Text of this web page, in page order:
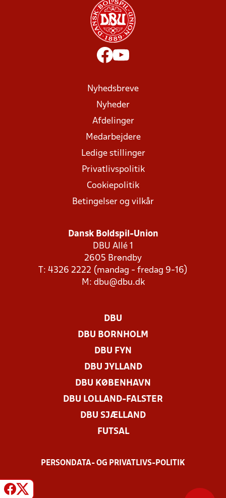
Nyhedsbreve
Nyheder
Afdelinger
Medarbejdere
Ledige stillinger
Privatlivspolitik
Cookiepolitik
Betingelser og vilkår
Dansk Boldspil-Union
DBU Allé 1
2605 Brøndby
T: 4326 2222 (mandag - fredag 9-16)
M: dbu@dbu.dk
DBU
DBU BORNHOLM
DBU FYN
DBU JYLLAND
DBU KØBENHAVN
DBU LOLLAND-FALSTER
DBU SJÆLLAND
FUTSAL
PERSONDATA- OG PRIVATLIVS-POLITIK